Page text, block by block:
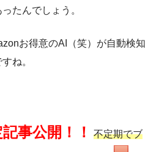
たんでしょう。
お得意のAI（笑）が自動検知
ね。
事公開！！ 不定期でブ